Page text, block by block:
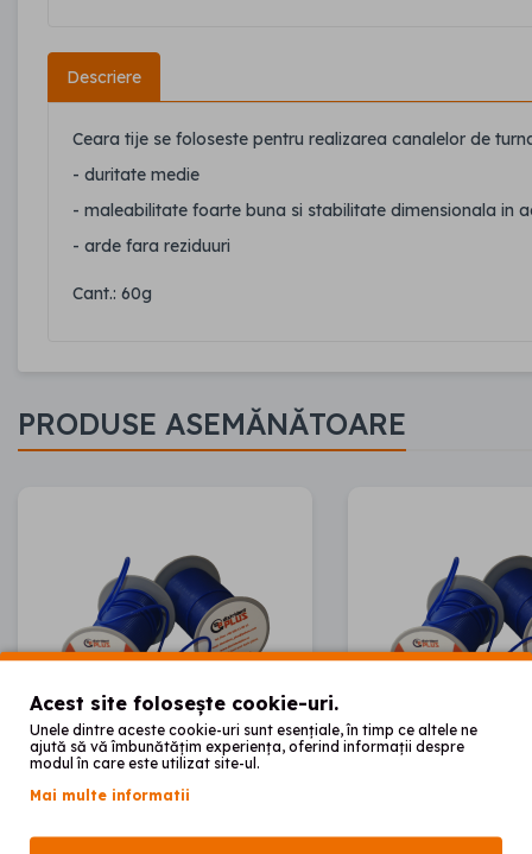
Descriere
Ceara tije se foloseste pentru realizarea canalelor de
- duritate medie
- maleabilitate foarte buna si stabilitate dimensionala in
- arde fara reziduuri
Cant.: 60g
PRODUSE ASEMĂNĂTOARE
Acest site folosește cookie-uri.
Unele dintre aceste cookie-uri sunt esențiale, în timp ce altele ne
ajută să vă îmbunătățim experiența, oferind informații despre
modul în care este utilizat site-ul.
Mai multe informatii